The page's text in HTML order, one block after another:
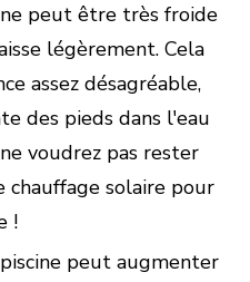
peut être très froide
légèrement. Cela
assez désagréable,
des pieds dans l'eau
voudrez pas rester
solaire pour
!
peut augmenter